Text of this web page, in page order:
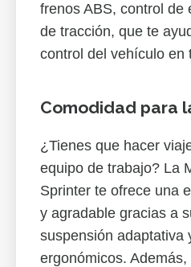
frenos ABS, control de
de tracción, que te
control del vehículo en
Comodidad para
¿Tienes que hacer
equipo de trabajo? La
Sprinter te ofrece una
y agradable gracias a
suspensión adaptativa
ergonómicos.